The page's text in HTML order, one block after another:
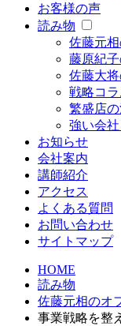
お客様の声
読み物
佐藤元
藤原紀
佐藤大
戦略コラ
繁盛店の
強い会
お知らせ
会社案内
講師紹介
アクセス
よくある質問
お問い合わせ
サイトマップ
HOME
読み物
佐藤元相のオ
事業戦略を整